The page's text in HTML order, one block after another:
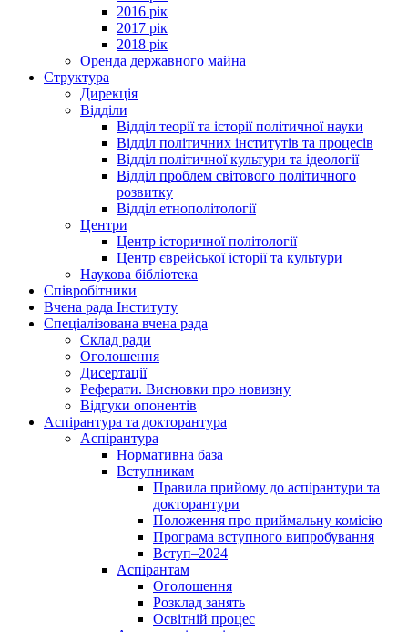
2016 рік
2017 рік
2018 рік
Оренда державного майна
Структура
Дирекція
Відділи
Відділ теорії та історії політичної науки
Відділ політичних інститутів та процесів
Відділ політичної культури та ідеології
Відділ проблем світового політичного
розвитку
Відділ етнополітології
Центри
Центр історичної політології
Центр єврейської історії та культури
Наукова бібліотека
Співробітники
Вчена рада Інституту
Спеціалізована вчена рада
Склад ради
Оголошення
Дисертації
Реферати. Висновки про новизну
Відгуки опонентів
Аспірантура та докторантура
Аспірантура
Нормативна база
Вступникам
Правила прийому до аспірантури та
докторантури
Положення про приймальну комісію
Програма вступного випробування
Вступ–2024
Аспірантам
Оголошення
Розклад занять
Освітній процес